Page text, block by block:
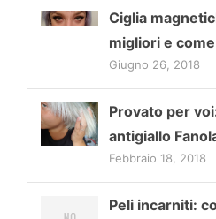
Ciglia
migliori e
Giugno 26, 2018
Provato per
antigiallo
Febbraio 18, 2018
Peli incarniti: